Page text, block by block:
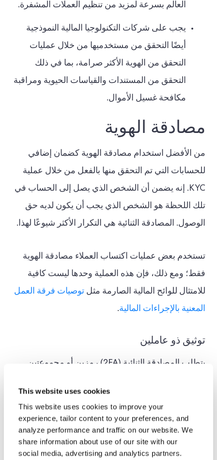
This website uses cookies
This website uses cookies to improve your
experience, tailor content to your preferences, and
analyze performance and traffic on our website. We
share information about use of our site with our
social media, advertising and analytics partners.
العالم بسرعة لمزيد من تنظيم العملات المشفرة.
يجب على شركات التكنولوجيا المالية النموذجية
أيضًا التحقق من مستخدميها من خلال عمليات
التحقق من الهوية الأكثر صرامة، بما في ذلك
التحقق من المستندات والقياسات الحيوية ومراقبة
مكافحة غسيل الأموال.
مصادقة الهوية
من الأفضل استخدام مصادقة الهوية كضمان إضافي
للحسابات التي تم التحقق منها بالفعل من خلال عملية
KYC. إنه يضمن أن الشخص الذي يصل إلى الحساب في
تلك اللحظة هو الشخص الذي يجب أن يكون لديه حق
الوصول. المصادقة الثنائية هي التكرار الأكثر شيوعًا لهذا.
تستخدم بعض عمليات اكتساب العملاء مصادقة الهوية
فقط؛ ومع ذلك، فإن هذه العملية وحدها ليست كافية
للامتثال للوائح المالية الصارمة مثل توصيات فرقة العمل
المعنية بالإجراءات المالية.
توثيق ذو عاملين
يتطلب المصادقة الثنائية (2FA) رمزين أو مجموعتين
المجموعة الثانية من المعلومات بعد إدخال كلمة المرور.
يمكن أن يتخذ المصادقة الثنائية أشكالًا عديدة.